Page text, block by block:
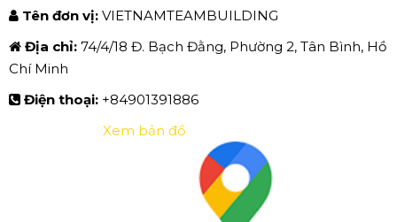
Tên đơn vị: VIETNAMTEAMBUILDING
Địa chỉ: 74/4/18 Đ. Bạch Đằng, Phường 2, Tân Bình, Hồ
Chí Minh
Điện thoại: +84901391886
Xem bản đồ